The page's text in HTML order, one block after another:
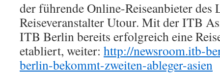
der führende Online-Reiseanbieter des
Reiseveranstalter Utour. Mit der ITB
ITB Berlin bereits erfolgreich eine
etabliert, weiter: http://newsroom.itb-
berlin-bekommt-zweiten-ableger-asien